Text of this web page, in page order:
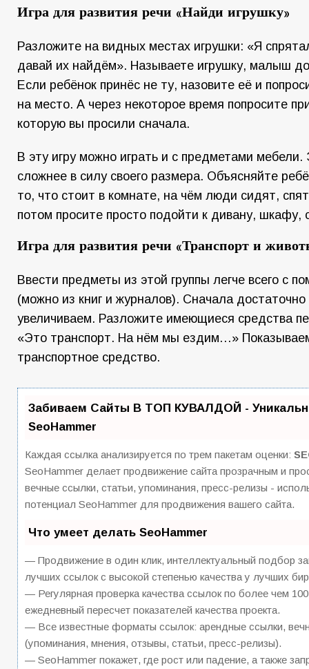
Игра для развития речи «Найди игрушку»
Разложите на видных местах игрушки: «Я
давай их найдём». Называете игрушку, малыш
Если ребёнок принёс не ту, назовите её и
на место. А через некоторое время попросите
которую вы просили сначала.
В эту игру можно играть и с предметами мебели.
сложнее в силу своего размера. Объясняйте
то, что стоит в комнате, на чём люди сидят,
потом просите просто подойти к дивану, шкафу,
Игра для развития речи «Транспорт и
Ввести предметы из этой группы легче всего с
(можно из книг и журналов). Сначала
увеличиваем. Разложите имеющиеся средства
«Это транспорт. На нём мы ездим…»
транспортное средство.
Забиваем Сайты В ТОП КУВАЛДОЙ -
SeoHammer
Каждая ссылка анализируется по трем пакетам оценки:
SeoHammer делает продвижение сайта прозрачным и
вечные ссылки, статьи, упоминания, пресс-релизы -
потенциал SeoHammer для продвижения вашего сайта.
Что умеет делать SeoHammer
— Продвижение в один клик, интеллектуальный подбор
лучших ссылок с высокой степенью качества у лучших
— Регулярная проверка качества ссылок по более чем
ежедневный пересчет показателей качества проекта.
— Все известные форматы ссылок: арендные ссылки,
(упоминания, мнения, отзывы, статьи, пресс-релизы).
— SeoHammer покажет, где рост или падение, а также